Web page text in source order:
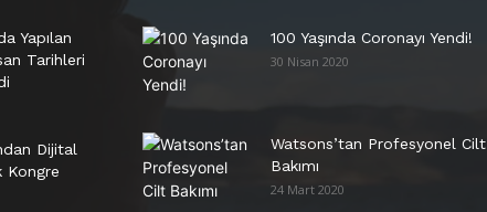
Yapılan
Tarihleri
Dijital
Kongre
100 Yaşında Coronayı Yendi!
30 Nisan 2020
Watsons’tan Profesyonel Cilt
Bakımı
24 Mart 2020